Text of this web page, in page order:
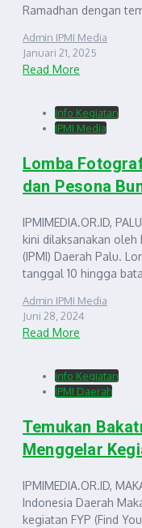
Ramadhan dengan
Admin IPMI Media
Januari 21, 2025
Read More
Info Kegiatan
IPMI Media
Lomba
dan Pesona
IPMIMEDIA.OR.ID,
kini dilaksanakan oleh
(IPMI) Daerah Palu.
tanggal 10 hingga
Admin IPMI Media
Juni 28, 2024
Read More
Info Kegiatan
IPMI Daerah
Temukan
Menggelar
IPMIMEDIA.OR.ID,
Indonesia Daerah
kegiatan FYP (Find